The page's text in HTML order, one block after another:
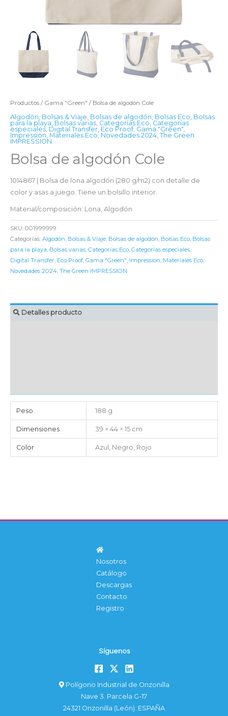
Productos / Gama "Green" / Bolsa de algodón Cole
Algodón, Bolsas & Viaje, Bolsas de algodón, Bolsas Eco, Bolsas
para la playa, Bolsas varias, Categorías Eco, Categorías
especiales, Digital Transfer, Eco Proof, Gama "Green",
Impression, Materiales Eco, Novedades 2024, The Green
IMPRESSION
Bolsa de algodón Cole
1014867 | Bolsa de lona algodón (280 g/m2) con detalle de
color y asas a juego. Tiene un bolsillo interior.
Material/composición: Lona, Algodón
SKU: 001999999
Categorías: Algodón, Bolsas & Viaje, Bolsas de algodón, Bolsas Eco, Bolsas
para la playa, Bolsas varias, Categorías Eco, Categorías especiales,
Digital Transfer, Eco Proof, Gama "Green", Impression, Materiales Eco,
Novedades 2024, The Green IMPRESSION
Detalles producto
Peso 188 g
Dimensiones 39 × 44 × 15 cm
Color Azul, Negro, Rojo
Nosotros
Catálogo
Descargas
Contacto
Registro
Síguenos
Polígono Industrial de Onzonilla
Nave 3. Parcela G-17
24321 Onzonilla (León). ESPAÑA